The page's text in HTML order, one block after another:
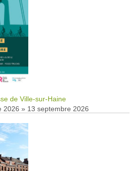
de Ville-sur-Haine
2026 » 13 septembre 2026